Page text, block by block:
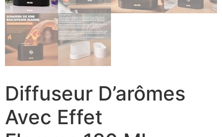
Diffuseur D’arômes
Avec Effet